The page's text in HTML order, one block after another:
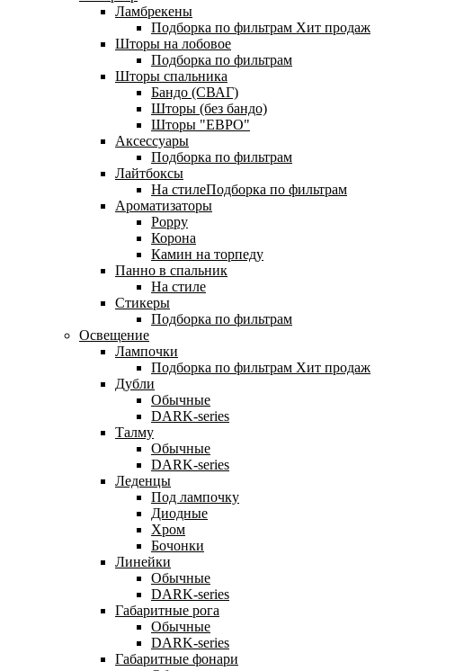
Ламбрекены
Подборка по фильтрам Хит продаж
Шторы на лобовое
Подборка по фильтрам
Шторы спальника
Бандо (СВАГ)
Шторы (без бандо)
Шторы "ЕВРО"
Аксессуары
Подборка по фильтрам
Лайтбоксы
На стилеПодборка по фильтрам
Ароматизаторы
Poppy
Корона
Камин на торпеду
Панно в спальник
На стиле
Стикеры
Подборка по фильтрам
Освещение
Лампочки
Подборка по фильтрам Хит продаж
Дубли
Обычные
DARK-series
Талму
Обычные
DARK-series
Леденцы
Под лампочку
Диодные
Хром
Бочонки
Линейки
Обычные
DARK-series
Габаритные рога
Обычные
DARK-series
Габаритные фонари